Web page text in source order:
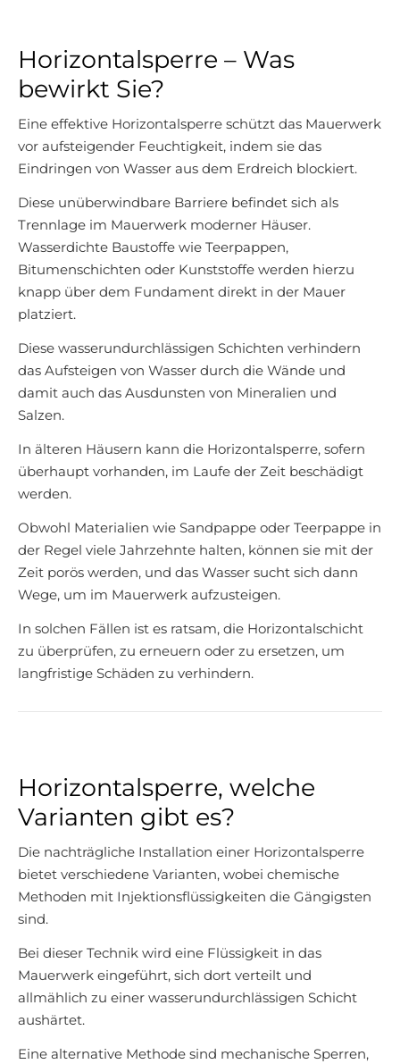
Horizontalsperre – Was
bewirkt Sie?
Eine effektive Horizontalsperre schützt das Mauerwerk
vor aufsteigender Feuchtigkeit, indem sie das
Eindringen von Wasser aus dem Erdreich blockiert.
Diese unüberwindbare Barriere befindet sich als
Trennlage im Mauerwerk moderner Häuser.
Wasserdichte Baustoffe wie Teerpappen,
Bitumenschichten oder Kunststoffe werden hierzu
knapp über dem Fundament direkt in der Mauer
platziert.
Diese wasserundurchlässigen Schichten verhindern
das Aufsteigen von Wasser durch die Wände und
damit auch das Ausdunsten von Mineralien und
Salzen.
In älteren Häusern kann die Horizontalsperre, sofern
überhaupt vorhanden, im Laufe der Zeit beschädigt
werden.
Obwohl Materialien wie Sandpappe oder Teerpappe in
der Regel viele Jahrzehnte halten, können sie mit der
Zeit porös werden, und das Wasser sucht sich dann
Wege, um im Mauerwerk aufzusteigen.
In solchen Fällen ist es ratsam, die Horizontalschicht
zu überprüfen, zu erneuern oder zu ersetzen, um
langfristige Schäden zu verhindern.
Horizontalsperre, welche
Varianten gibt es?
Die nachträgliche Installation einer Horizontalsperre
bietet verschiedene Varianten, wobei chemische
Methoden mit Injektionsflüssigkeiten die Gängigsten
sind.
Bei dieser Technik wird eine Flüssigkeit in das
Mauerwerk eingeführt, sich dort verteilt und
allmählich zu einer wasserundurchlässigen Schicht
aushärtet.
Eine alternative Methode sind mechanische Sperren,